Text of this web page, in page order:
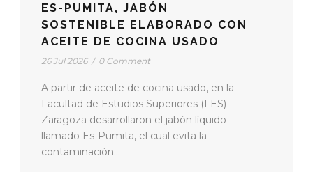
ES-PUMITA, JABÓN
SOSTENIBLE ELABORADO CON
ACEITE DE COCINA USADO
26 Jul 2026 / 0 Comment
A partir de aceite de cocina usado, en la
Facultad de Estudios Superiores (FES)
Zaragoza desarrollaron el jabón líquido
llamado Es-Pumita, el cual evita la
contaminación...